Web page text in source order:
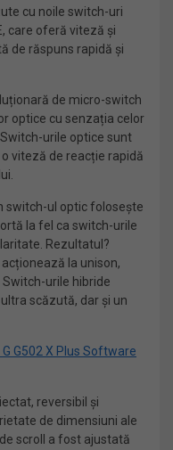
cu noile switch-uri
care oferă viteză și
de răspuns rapidă și
de micro-switch
optice cu senzația celor
urile optice sunt
viteză de reacție rapidă
switch-ul optic folosește
la fel ca switch-urile
Rezultatul?
la unison,
urile hibride
ultra scăzută, dar și un
reversibil și
de dimensiuni ale
scroll a fost ajustată